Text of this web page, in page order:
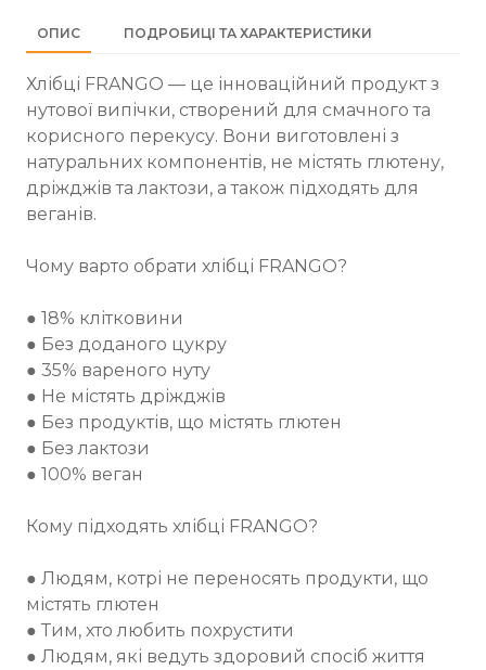
ОПИС ПОДРОБИЦІ ТА ХАРАКТЕРИСТИКИ
Хлібці FRANGO — це інноваційний продукт з
нутової випічки, створений для смачного та
корисного перекусу. Вони виготовлені з
натуральних компонентів, не містять глютену,
дріжджів та лактози, а також підходять для
веганів.
Чому варто обрати хлібці FRANGO?
● 18% клітковини
● Без доданого цукру
● 35% вареного нуту
● Не містять дріжджів
● Без продуктів, що містять глютен
● Без лактози
● 100% веган
Кому підходять хлібці FRANGO?
● Людям, котрі не переносять продукти, що
містять глютен
● Тим, хто любить похрустити
● Людям, які ведуть здоровий спосіб життя